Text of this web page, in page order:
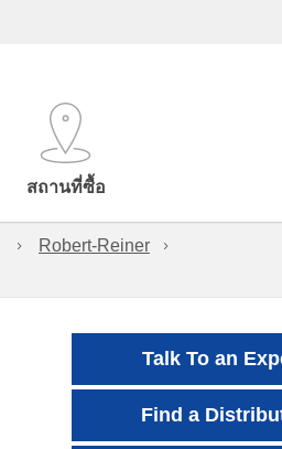
สถานที่ซื้อ
Robert-Reiner
Talk To an
Find a